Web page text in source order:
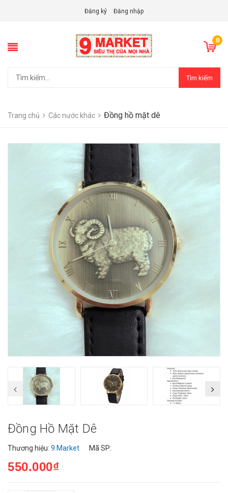
Đăng ký Đăng nhập
0
Tìm kiếm
Trang chủ Các nước khác Đồng hồ mặt dê
Đồng Hồ Mặt Dê
Thương hiệu: 9 Market Mã SP:
550.000₫